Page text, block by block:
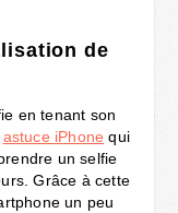
de
en tenant son
astuce iPhone qui
un selfie
Grâce à cette
un peu